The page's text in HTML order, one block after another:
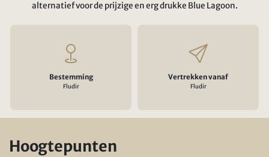
alternatief voor de prijzige en erg drukke Blue Lagoon.
Bestemming
Fludir
Vertrekken vanaf
Fludir
Hoogtepunten